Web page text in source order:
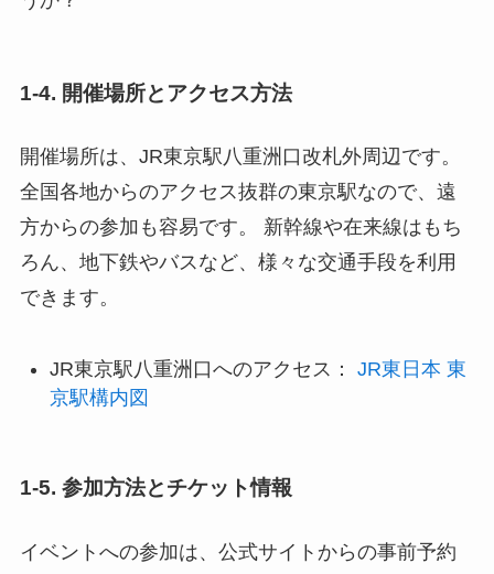
1-4. 開催場所とアクセス方法
開催場所は、JR東京駅八重洲口改札外周辺です。
全国各地からのアクセス抜群の東京駅なので、遠
方からの参加も容易です。 新幹線や在来線はもち
ろん、地下鉄やバスなど、様々な交通手段を利用
できます。
JR東京駅八重洲口へのアクセス： JR東日本 東
京駅構内図
1-5. 参加方法とチケット情報
イベントへの参加は、公式サイトからの事前予約